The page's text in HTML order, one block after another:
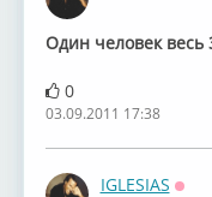
Один человек
0
03.09.2011 17:38
IGLESIAS